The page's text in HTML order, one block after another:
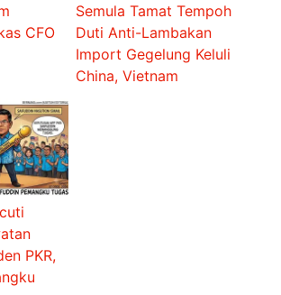
CFO
Semula Tamat Tempoh
Duti Anti-Lambakan
Import Gegelung Keluli
China, Vietnam
PKR,